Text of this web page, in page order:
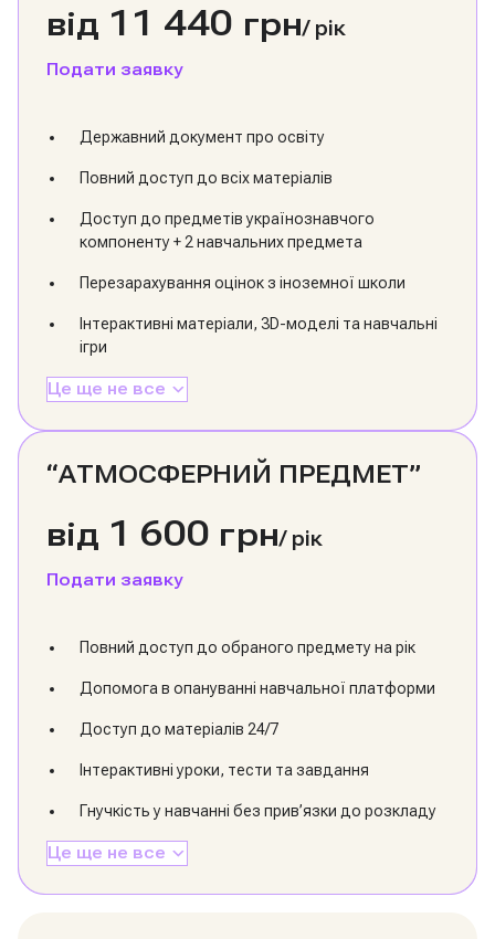
від 11 440 грн/ рік
Подати заявку
Державний документ про освіту
Повний доступ до всіх матеріалів
Доступ до предметів українознавчого
компоненту + 2 навчальних предмета
Перезарахування оцінок з іноземної школи
Інтерактивні матеріали, 3D-моделі та навчальні
ігри
Це ще не все
“АТМОСФЕРНИЙ ПРЕДМЕТ”
від 1 600 грн/ рік
Подати заявку
Повний доступ до обраного предмету на рік
Допомога в опануванні навчальної платформи
Доступ до матеріалів 24/7
Інтерактивні уроки, тести та завдання
Гнучкість у навчанні без прив’язки до розкладу
Це ще не все